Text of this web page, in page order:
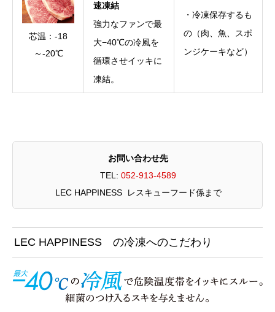
芯温：-18
～-20℃
速凍結
強力なファンで最
大−40℃の冷風を
循環させイッキに
凍結。
・冷凍保存するも
の（肉、魚、スポ
ンジケーキなど）
お問い合わせ先
TEL:052-913-4589
LEC HAPPINESS レスキューフード係まで
LEC HAPPINESS の冷凍へのこだわり